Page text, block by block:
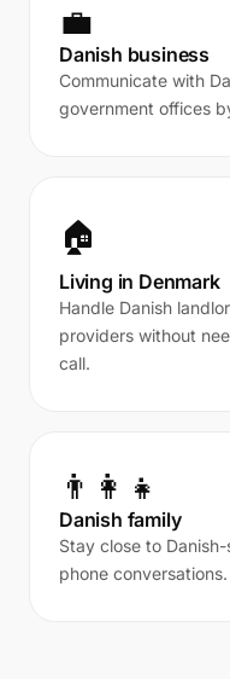
💼
Danish business
Communicate with
government offices
🏠
Living in Denmark
Handle Danish
providers without
call.
👨‍👩‍👧
Danish family
Stay close to
phone conversations.